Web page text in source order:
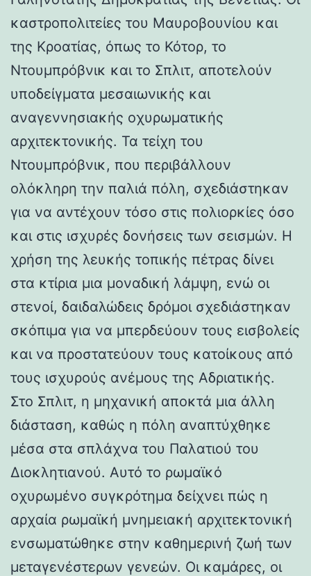
καστροπολιτείες του Μαυροβουνίου και
της Κροατίας, όπως το Κότορ, το
Ντουμπρόβνικ και το Σπλιτ, αποτελούν
υποδείγματα μεσαιωνικής και
αναγεννησιακής οχυρωματικής
αρχιτεκτονικής. Τα τείχη του
Ντουμπρόβνικ, που περιβάλλουν
ολόκληρη την παλιά πόλη, σχεδιάστηκαν
για να αντέχουν τόσο στις πολιορκίες όσο
και στις ισχυρές δονήσεις των σεισμών. Η
χρήση της λευκής τοπικής πέτρας δίνει
στα κτίρια μια μοναδική λάμψη, ενώ οι
στενοί, δαιδαλώδεις δρόμοι σχεδιάστηκαν
σκόπιμα για να μπερδεύουν τους εισβολείς
και να προστατεύουν τους κατοίκους από
τους ισχυρούς ανέμους της Αδριατικής.
Στο Σπλιτ, η μηχανική αποκτά μια άλλη
διάσταση, καθώς η πόλη αναπτύχθηκε
μέσα στα σπλάχνα του Παλατιού του
Διοκλητιανού. Αυτό το ρωμαϊκό
οχυρωμένο συγκρότημα δείχνει πώς η
αρχαία ρωμαϊκή μνημειακή αρχιτεκτονική
ενσωματώθηκε στην καθημερινή ζωή των
μεταγενέστερων γενεών. Οι καμάρες, οι